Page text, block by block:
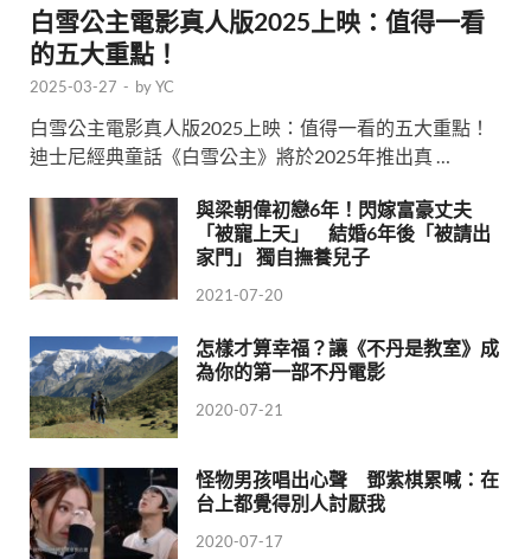
白雪公主電影真人版2025上映：值得一看
的五大重點！
2025-03-27 - byYC
白雪公主電影真人版2025上映：值得一看的五大重點！
迪士尼經典童話《白雪公主》將於2025年推出真 …
與梁朝偉初戀6年！閃嫁富豪丈夫
「被寵上天」 結婚6年後「被請出
家門」 獨自撫養兒子
2021-07-20
怎樣才算幸福？讓《不丹是教室》成
為你的第一部不丹電影
2020-07-21
怪物男孩唱出心聲 鄧紫棋累喊：在
台上都覺得別人討厭我
2020-07-17